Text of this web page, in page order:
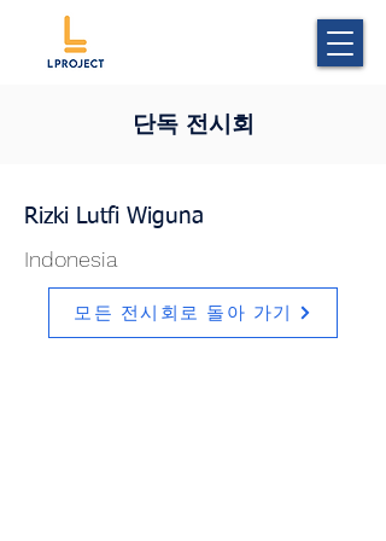
단독 전시회
Rizki Lutfi Wiguna
Indonesia
모든 전시회로 돌아 가기